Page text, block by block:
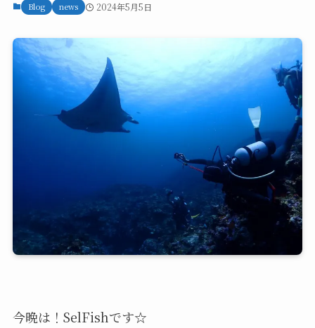
Blog news 2024年5月5日
今晩は！SelFishです☆